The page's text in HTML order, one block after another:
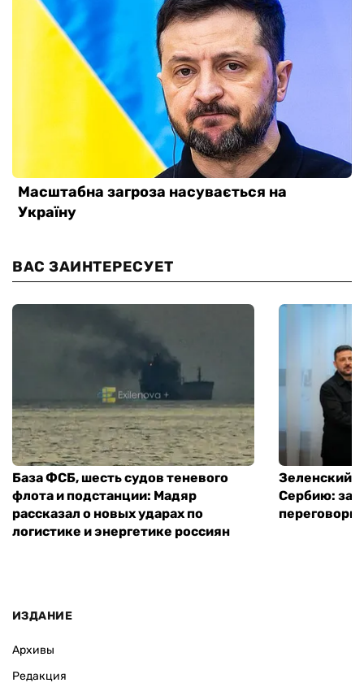
ВАС ЗАИНТЕРЕСУЕТ
База ФСБ, шесть судов теневого
флота и подстанции: Мадяр
рассказал о новых ударах по
логистике и энергетике россиян
Зеленский
Сербию:
переговоры
ИЗДАНИЕ
Архивы
Редакция